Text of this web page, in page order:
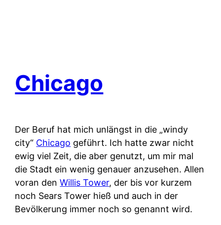
Chicago
Der Beruf hat mich unlängst in die „windy
city“ Chicago geführt. Ich hatte zwar nicht
ewig viel Zeit, die aber genutzt, um mir mal
die Stadt ein wenig genauer anzusehen. Allen
voran denWillis Tower, der bis vor kurzem
noch Sears Tower hieß und auch in der
Bevölkerung immer noch so genannt wird.